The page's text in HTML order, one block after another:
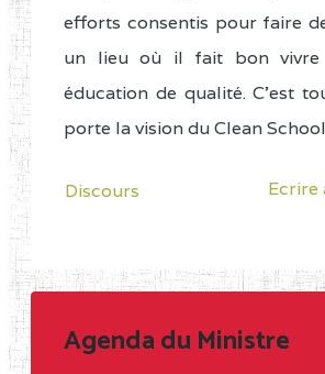
efforts consentis pour faire
un lieu où il fait bon vivre
éducation de qualité. C'est
porte la vision du Clean
Discours Ecrire
Agenda du Ministre